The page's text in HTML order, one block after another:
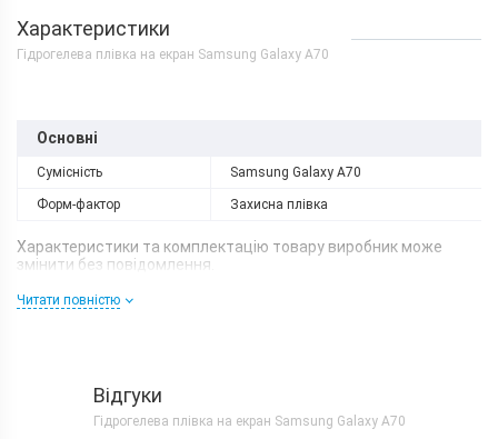
Характеристики
Гідрогелева плівка на екран Samsung Galaxy A70
Основні
Сумісність Samsung Galaxy A70
Форм-фактор Захисна плівка
Характеристики та комплектацію товару виробник може
змінити без повідомлення.
Читати повністю
Відгуки
Гідрогелева плівка на екран Samsung Galaxy A70